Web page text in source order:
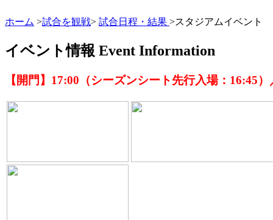
ホーム >試合を観戦> 試合日程・結果 >スタジアムイベント
イベント情報 Event Information
【開門】17:00（シーズンシート先行入場：16:45